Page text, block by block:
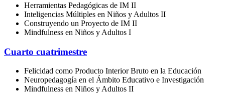
Herramientas Pedagógicas de IM II
Inteligencias Múltiples en Niños y Adultos II
Construyendo un Proyecto de IM II
Mindfulness en Niños y Adultos I
Cuarto cuatrimestre
Felicidad como Producto Interior Bruto en la Educación
Neuropedagogía en el Ámbito Educativo e Investigación
Mindfulness en Niños y Adultos II